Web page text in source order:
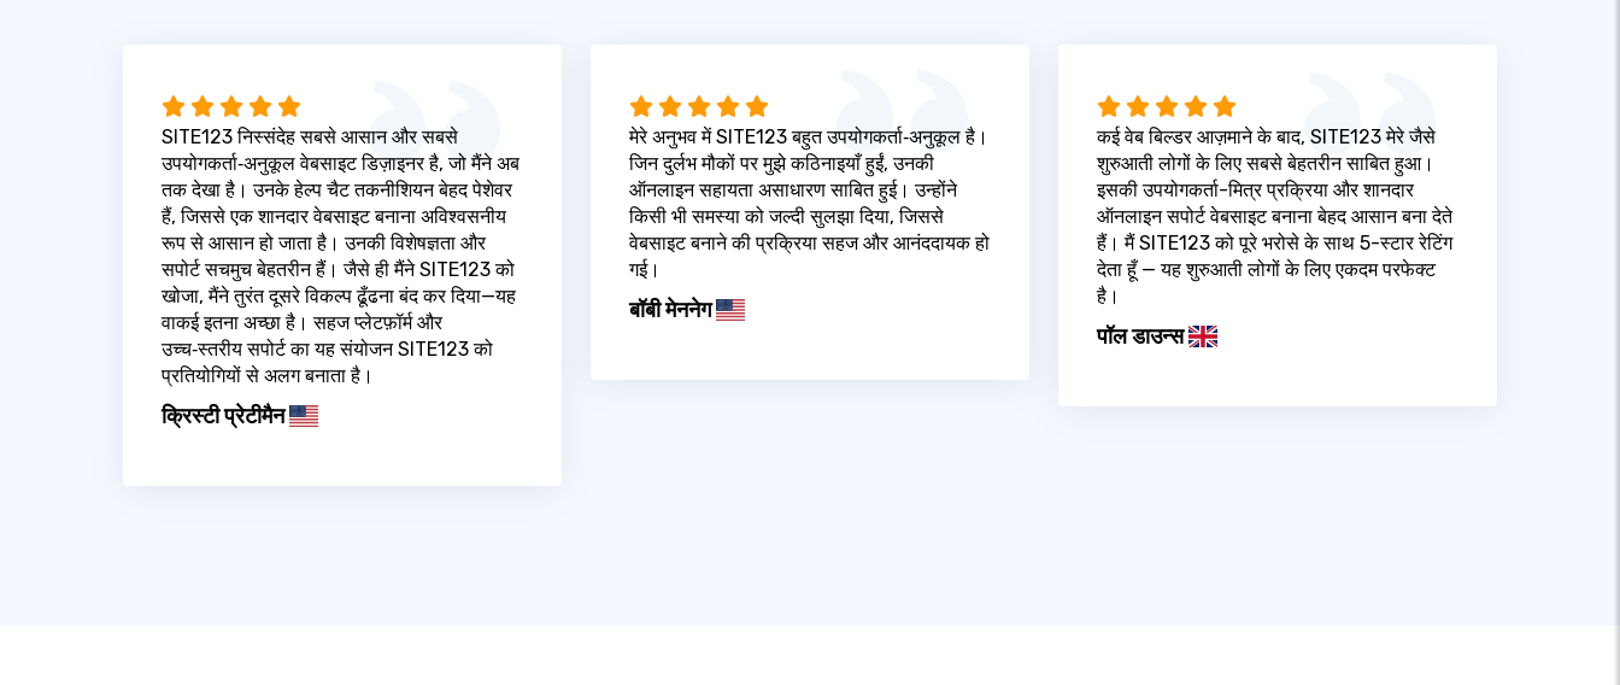
SITE123 निस्संदेह सबसे आसान और सबसे
उपयोगकर्ता‑अनुकूल वेबसाइट डिज़ाइनर है, जो मैंने अब
तक देखा है। उनके हेल्प चैट तकनीशियन बेहद पेशेवर
हैं, जिससे एक शानदार वेबसाइट बनाना अविश्वसनीय
रूप से आसान हो जाता है। उनकी विशेषज्ञता और
सपोर्ट सचमुच बेहतरीन हैं। जैसे ही मैंने SITE123 को
खोजा, मैंने तुरंत दूसरे विकल्प ढूँढना बंद कर दिया—यह
वाकई इतना अच्छा है। सहज प्लेटफ़ॉर्म और
उच्च‑स्तरीय सपोर्ट का यह संयोजन SITE123 को
प्रतियोगियों से अलग बनाता है।
क्रिस्टी प्रेटीमैन
मेरे अनुभव में SITE123 बहुत उपयोगकर्ता‑अनुकूल है।
जिन दुर्लभ मौकों पर मुझे कठिनाइयाँ हुईं, उनकी
ऑनलाइन सहायता असाधारण साबित हुई। उन्होंने
किसी भी समस्या को जल्दी सुलझा दिया, जिससे
वेबसाइट बनाने की प्रक्रिया सहज और आनंददायक हो
गई।
बॉबी मेननेग
कई वेब बिल्डर आज़माने के बाद, SITE123 मेरे जैसे
शुरुआती लोगों के लिए सबसे बेहतरीन साबित हुआ।
इसकी उपयोगकर्ता-मित्र प्रक्रिया और शानदार
ऑनलाइन सपोर्ट वेबसाइट बनाना बेहद आसान बना देते
हैं। मैं SITE123 को पूरे भरोसे के साथ 5-स्टार रेटिंग
देता हूँ — यह शुरुआती लोगों के लिए एकदम परफेक्ट
है।
पॉल डाउन्स